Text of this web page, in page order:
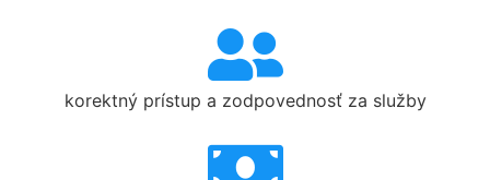
korektný prístup a zodpovednosť za služby